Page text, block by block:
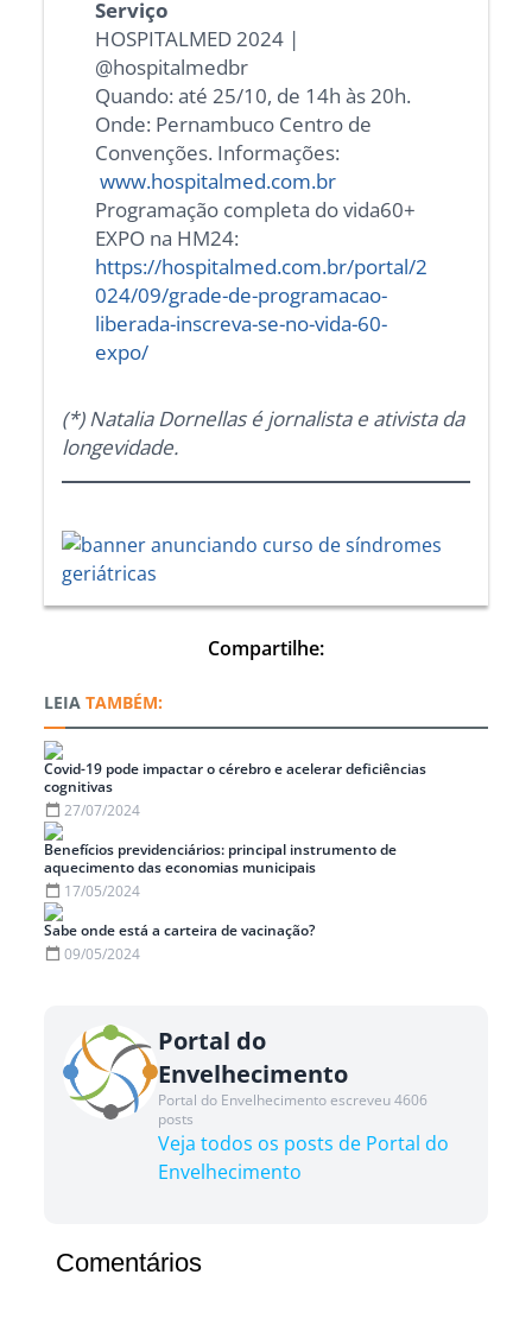
Serviço
HOSPITALMED 2024 |
@hospitalmedbr
Quando: até 25/10, de 14h às 20h.
Onde: Pernambuco Centro de
Convenções. Informações:
www.hospitalmed.com.br
Programação completa do vida60+
EXPO na HM24:
https://hospitalmed.com.br/portal/2
024/09/grade-de-programacao-
liberada-inscreva-se-no-vida-60-
expo/
(*) Natalia Dornellas é jornalista e ativista da
longevidade.
Compartilhe:
TAMBÉM:
Covid-19 pode impactar o cérebro e acelerar deficiências
cognitivas
27/07/2024
Benefícios previdenciários: principal instrumento de
aquecimento das economias municipais
17/05/2024
Sabe onde está a carteira de vacinação?
09/05/2024
Portal do
Envelhecimento
Portal do Envelhecimento escreveu 4606
posts
Veja todos os posts de Portal do
Envelhecimento
Comentários